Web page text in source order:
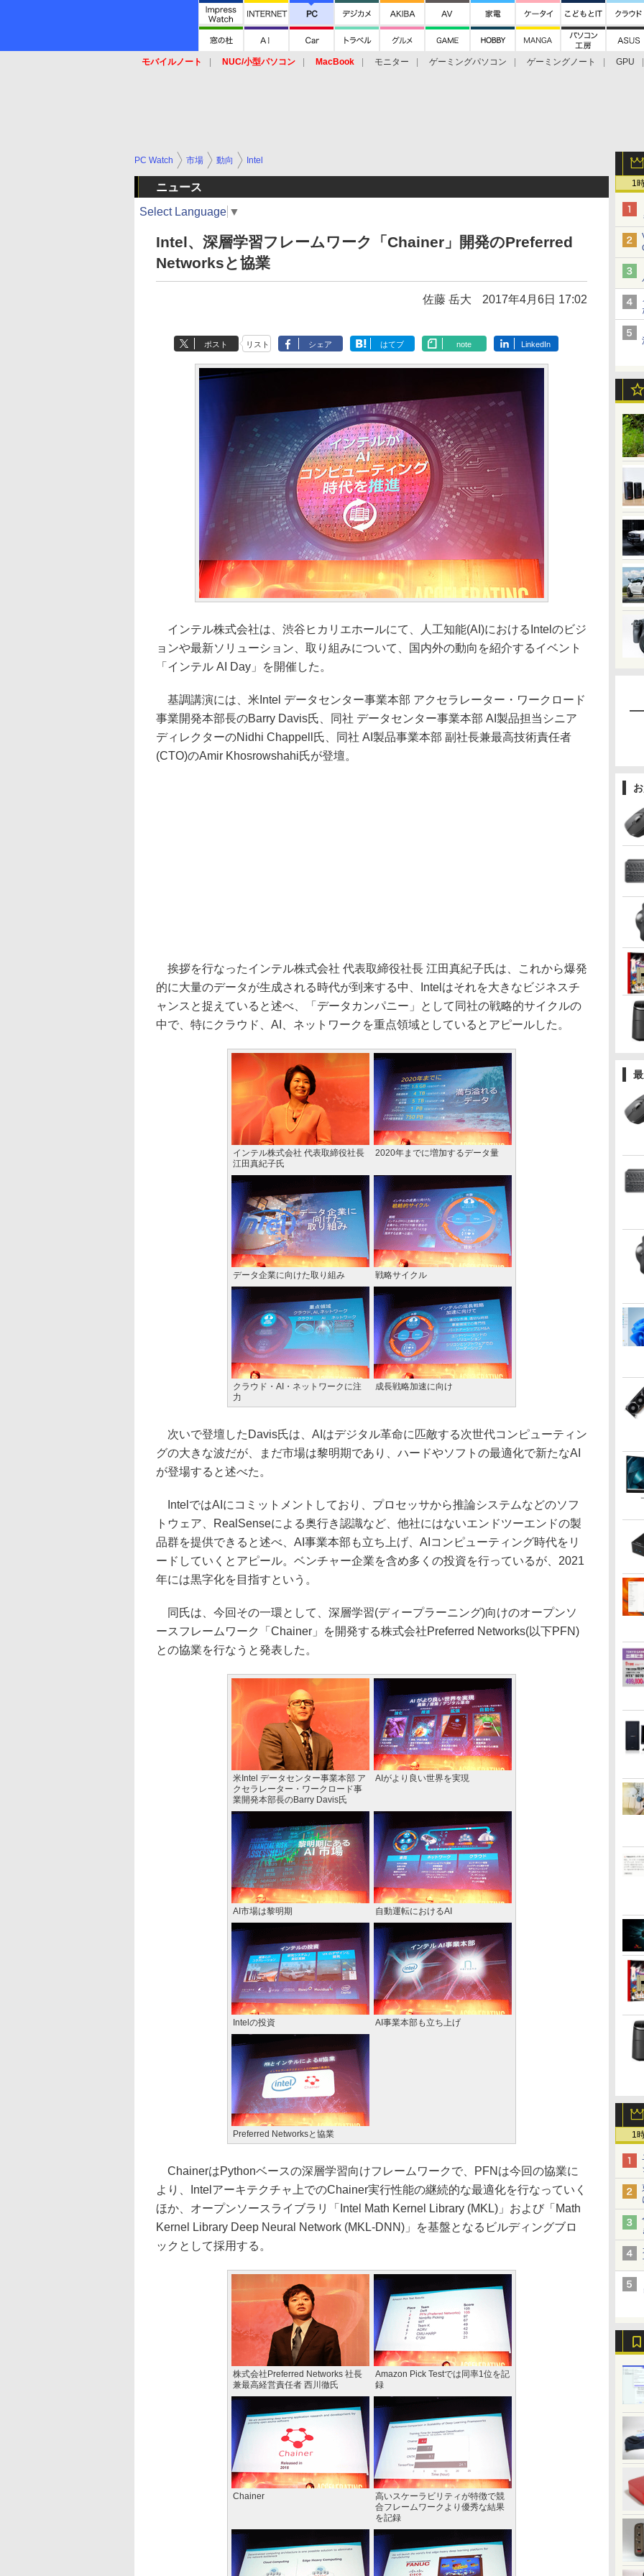
モバイルノート NUC/小型パソコン MacBook モニター ゲーミングパソコン ゲーミングノート
GPU
1
1
PC Watch 市場 動向 Intel
ニュース
Select Language ▼
Intel、深層学習フレームワーク「Chainer」開発のPreferred
Networksと協業
佐藤 岳大 2017年4月6日 17:02
ポスト リスト シェア はてブ note LinkedIn
インテル株式会社は、渋谷ヒカリエホールにて、人工知能(AI)におけるIntelのビジ
ョンや最新ソリューション、取り組みについて、国内外の動向を紹介するイベント
「インテル AI Day」を開催した。
基調講演には、米Intel データセンター事業本部 アクセラレーター・ワークロード
事業開発本部長のBarry Davis氏、同社 データセンター事業本部 AI製品担当シニア
ディレクターのNidhi Chappell氏、同社 AI製品事業本部 副社長兼最高技術責任者
(CTO)のAmir Khosrowshahi氏が登壇。
挨拶を行なったインテル株式会社 代表取締役社長 江田真紀子氏は、これから爆発
的に大量のデータが生成される時代が到来する中、Intelはそれを大きなビジネスチ
ャンスと捉えていると述べ、「データカンパニー」として同社の戦略的サイクルの
中で、特にクラウド、AI、ネットワークを重点領域としているとアピールした。
インテル株式会社 代表取締役社長
江田真紀子氏
2020年までに増加するデータ量
データ企業に向けた取り組み 戦略サイクル
クラウド・AI・ネットワークに注
力
成長戦略加速に向け
次いで登壇したDavis氏は、AIはデジタル革命に匹敵する次世代コンピューティン
グの大きな波だが、まだ市場は黎明期であり、ハードやソフトの最適化で新たなAI
が登場すると述べた。
IntelではAIにコミットメントしており、プロセッサから推論システムなどのソフ
トウェア、RealSenseによる奥行き認識など、他社にはないエンドツーエンドの製
品群を提供できると述べ、AI事業本部も立ち上げ、AIコンピューティング時代をリ
ードしていくとアピール。ベンチャー企業を含め多くの投資を行っているが、2021
年には黒字化を目指すという。
同氏は、今回その一環として、深層学習(ディープラーニング)向けのオープンソ
ースフレームワーク「Chainer」を開発する株式会社Preferred Networks(以下PFN)
との協業を行なうと発表した。
米Intel データセンター事業本部 ア
クセラレーター・ワークロード事
業開発本部長のBarry Davis氏
AIがより良い世界を実現
AI市場は黎明期 自動運転におけるAI
Intelの投資 AI事業本部も立ち上げ
Preferred Networksと協業
ChainerはPythonベースの深層学習向けフレームワークで、PFNは今回の協業に
より、Intelアーキテクチャ上でのChainer実行性能の継続的な最適化を行なっていく
ほか、オープンソースライブラリ「Intel Math Kernel Library (MKL)」および「Math
Kernel Library Deep Neural Network (MKL-DNN)」を基盤となるビルディングブロ
ックとして採用する。
株式会社Preferred Networks 社長
兼最高経営責任者 西川徹氏
Amazon Pick Testでは同率1位を記
録
Chainer
高いスケーラビリティが特徴で競
合フレームワークより優秀な結果
を記録